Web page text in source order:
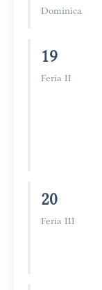
Dominica
19
Feria II
20
Feria III